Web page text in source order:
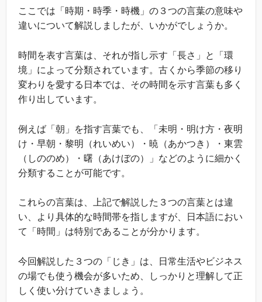
ここでは「時期・時季・時機」の３つの言葉の意味や
違いについて解説しましたが、いかがでしょうか。
時間を表す言葉は、それが指し示す「長さ」と「環
境」によって分類されています。古くから季節の移り
変わりを愛する日本では、その時間を示す言葉も多く
作り出しています。
例えば「朝」を指す言葉でも、「未明・明け方・夜明
け・早朝・黎明（れいめい）・暁（あかつき）・東雲
（しののめ）・曙（あけぼの）」などのように細かく
分類することが可能です。
これらの言葉は、上記で解説した３つの言葉とは違
い、より具体的な時間帯を指しますが、日本語におい
て「時間」は特別であることが分かります。
今回解説した３つの「じき」は、日常生活やビジネス
の場でも使う機会が多いため、しっかりと理解して正
しく使い分けていきましょう。